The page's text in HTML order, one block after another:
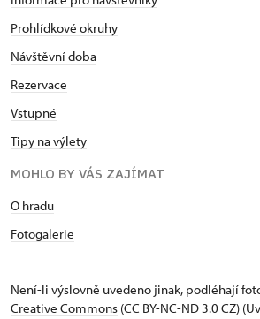
Prohlídkové okruhy
Návštěvní doba
Rezervace
Vstupné
Tipy na výlety
MOHLO BY VÁS ZAJÍMAT
O hradu
Fotogalerie
Není-li výslovně uvedeno jinak, podléhají
Creative Commons (CC BY-NC-ND 3.0 CZ)